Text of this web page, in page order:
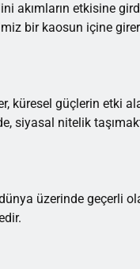
akımların etkisine
bir kaosun içine
küresel güçlerin etki
siyasal nitelik
üzerinde geçerli